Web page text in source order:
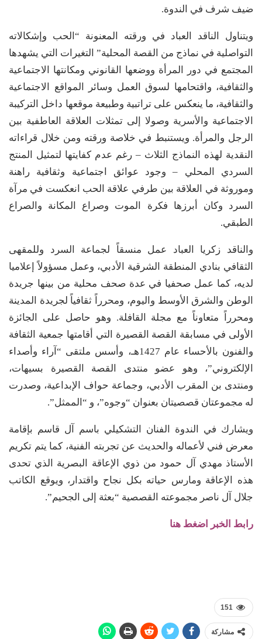
ضيف شرف في الندوة.
ويتناول الناقد العباد في ورقته المعنونة “الحب وإشكالاته
التواصلية في نماذج من القصة المحلية” التغيرات التي يشهدها
المجتمع في دور المرأة ووضعها القانوني ومكانتها الاجتماعية
والثقافية، واقتحامها لسوق العمل وسائر المواقع الاجتماعية
والثقافية، ما ينعكس على تراتبية وطبيعة موقعها داخل التركيبة
الاجتماعية والأسرية وصولا إلى تمثلات العلاقة العاطفية بين
الرجل والمرأة. ويستنبط في خلاصة ورقته ومن خلال قراءاته
النقدية لهذه النماذج الثلاث – رغم عدم كفايتها لتمثيل المنتج
السردي المحلي – وجود عوائق اجتماعية وثقافية راهنة
وموروثة في العلاقة بين طرفي علاقة الحب انعكست في مرآة
السرد وكان أبرزها فكرة الموت وصراع المكانة والصراع
الطبقي.
والناقد زكريا العباد عمل منسقاً لجماعة السرد وللمقهى
الثقافي بنادي المنطقة الشرقية الأدبي، وعمل مسؤولاً إعلاميا
لديه، كما عمل صحفيا في عدة صحف محلية من بينها جريدة
الوطن والشرق الأوسط واليوم، ومحرراً ثقافياً لجريدة المدينة
ومحرراً متعاوناً مع مجلة القافلة. وهو حاصل على الجائزة
الأولى في مسابقة القصة القصيرة التي أقامتها جمعية الثقافة
والفنون بالأحساء عام 1427هـ، وأسس ملتقى “آراء وأصداء
الإلكتروني”، وهو عضو منتدى القصة القصيرة بسيهات،
ومنتدى بن المقرب الأدبي، وجماعة حواف الإبداعية، وصدرت
له مجموعتان قصصيتان بعنوان “وجوه”، و “الممثل”.
ويشارك في الندوة الفنان التشكيلي باسم آل قاسم بإقامة
معرض فني لأعماله والحديث عن تجربته الفنية، كما يتم تكريم
الأستاذ مهدي آل حمود من ذوي الإعاقة البصرية الذي تحدى
هذه الإعاقة ومارس حياته بكل نجاح واقتدار، ويوقع الكاتب
جلال آل ناصر مجموعته القصصية “بعثة إلى الجحيم”.
رابط الخبر اضغط هنا
151
مشاركة